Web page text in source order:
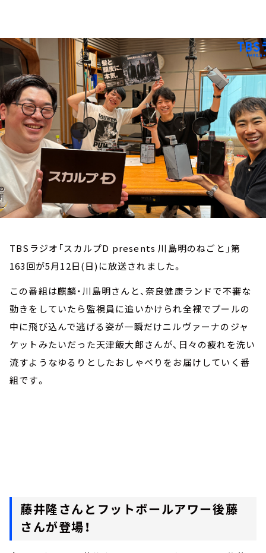
イベント・グッズ
YouTube
会社情報
TBSラジオ「スカルプD presents 川島明のねごと」第
163回が5月12日(日)に放送されました。
この番組は麒麟・川島明さんと、奈良健康ランドで不審な
動きをしていたら監視員に追いかけられ全裸でプールの
中に飛び込んで逃げる姿が一瞬だけニルヴァーナのジャ
ケットみたいだった天津飯大郎さんが、日々の疲れを洗い
流すようなゆるりとしたおしゃべりをお届けしていく番
組です。
藤井隆さんとフットボールアワー後藤
さんが登場！